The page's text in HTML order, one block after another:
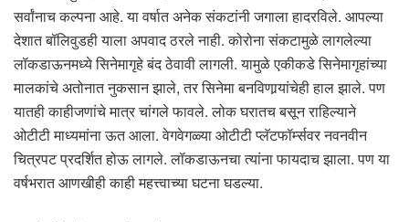
सर्वांनाच कल्पना आहे. या वर्षात अनेक संकटांनी जगाला हादरविले. आपल्या
देशात बॉलिवुडही याला अपवाद ठरले नाही. कोरोना संकटामुळे लागलेल्या
लॉकडाऊनमध्ये सिनेमागृहे बंद ठेवावी लागली. यामुळे एकीकडे सिनेमागृहांच्या
मालकांचे अतोनात नुकसान झाले, तर सिनेमा बनविणार्‍यांचेही हाल झाले. पण
यातही काहीजणांचे मात्र चांगले फावले. लोक घरातच बसून राहिल्याने
ओटीटी माध्यमांना ऊत आला. वेगवेगळ्या ओटीटी प्लॅटफॉर्म्सवर नवनवीन
चित्रपट प्रदर्शित होऊ लागले. लॉकडाऊनचा त्यांना फायदाच झाला. पण या
वर्षभरात आणखीही काही महत्त्वाच्या घटना घडल्या.